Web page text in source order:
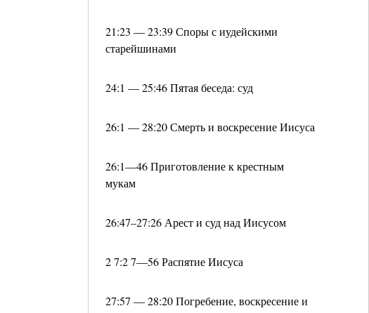
21:23 — 23:39 Споры с иудейскими
старейшинами
24:1 — 25:46 Пятая беседа: суд
26:1 — 28:20 Смерть и воскресение Иисуса
26:1—46 Приготовление к крестным
мукам
26:47–27:26 Арест и суд над Иисусом
2 7:2 7—56 Распятие Иисуса
27:57 — 28:20 Погребение, воскресение и